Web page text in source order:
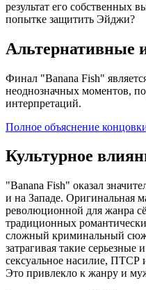
результат его собственных
попытке защитить Эйджи?
Альтернативные
Финал "Banana Fish"
неоднозначных моментов,
интерпретаций.
Полное объяснение
Культурное
"Banana Fish" оказал
и на Западе. Оригинальная
революционной для жанра
традиционных
сложный криминальный
затрагивая такие
сексуальное насилие, ПТСР
Это привлекло к жанру и